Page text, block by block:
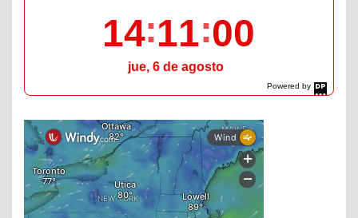
Powered by
DaysPedia.com
14 11 01
jue, 6 de agosto